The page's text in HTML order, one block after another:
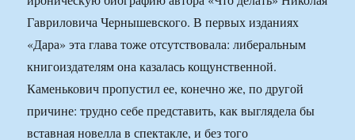
Гавриловича Чернышевского. В первых изданиях
«Дара» эта глава тоже отсутствовала: либеральным
книгоиздателям она казалась кощунственной.
Каменькович пропустил ее, конечно же, по другой
причине: трудно себе представить, как выглядела бы
вставная новелла в спектакле, и без того